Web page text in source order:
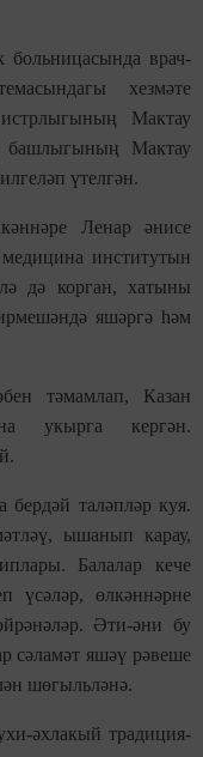
врач-
хезмәте
Мактау
башлыгының Мактау
үтелгән.
Ленар әнисе
институтын
дә корган, хатыны
яшәргә һәм
тәмамлап, Казан
укырга кергән.
бердәй таләпләр куя.
ышанып карау,
Балалар кече
үсәләр, өлкәннәрне
Әти-әни бу
сәламәт яшәү рәвеше
шөгыльләнә.
әхлакый традиция­